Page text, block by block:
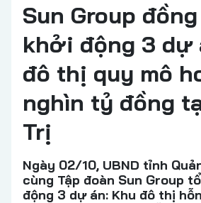
Sun Group
khởi động 3 dự
đô thị quy mô
nghìn tỷ đồng
Trị
Ngày 02/10, UBND tỉnh
cùng Tập đoàn Sun Group
động 3 dự án: Khu đô thị